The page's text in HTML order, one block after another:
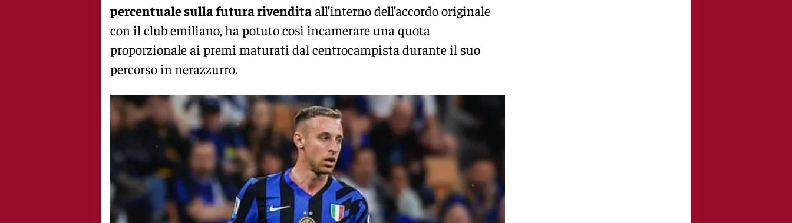
percentuale sulla futura rivenditaall’interno dell’accordo originale
con il club emiliano, ha potuto così incamerare una quota
proporzionale ai premi maturati dal centrocampista durante il suo
percorso in nerazzurro.